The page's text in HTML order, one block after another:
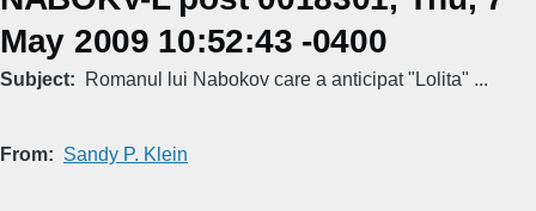
May 2009 10:52:43 -0400
Subject Romanul lui Nabokov care a anticipat "Lolita" ...
From Sandy P. Klein